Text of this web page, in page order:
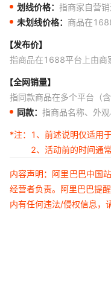
划线价格： 指商家自营
未划线价格： 商品在
【发布价】
指商品在1688平台上由商
【全网销量】
指同款商品在多个平台（
同款： 指商品名称、外
*注：
1、前述说明仅适用
2、活动前的时间通
内容声明：阿里巴巴中国
经营者负责。阿里巴巴提
内有任何违法/侵权信息，